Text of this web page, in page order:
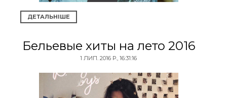
ДЕТАЛЬНІШЕ
Бельевые хиты на лето 2016
1 ЛИП. 2016 Р., 16:31:16